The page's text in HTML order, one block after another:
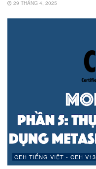
29 THÁNG 4, 2025
CEH TIẾNG VIỆT - CEH V13